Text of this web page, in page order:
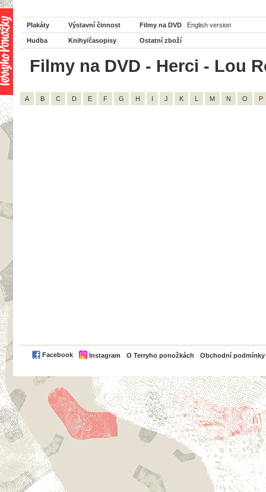
Plakáty Výstavní činnost Filmy na DVD English version
Hudba Knihy/časopisy Ostatní zboží
Filmy na DVD - Herci - Lou
A B C D E F G H I J K L M N O P
Facebook Instagram O Terryho ponožkách Obchodní podmínky
PayPal